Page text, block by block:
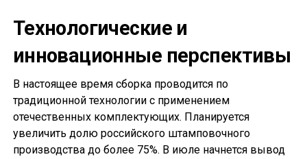
Технологические и
инновационные перспективы
В настоящее время сборка проводится по
традиционной технологии с применением
отечественных комплектующих. Планируется
увеличить долю российского штамповочного
производства до более 75%. В июле начнется вывод